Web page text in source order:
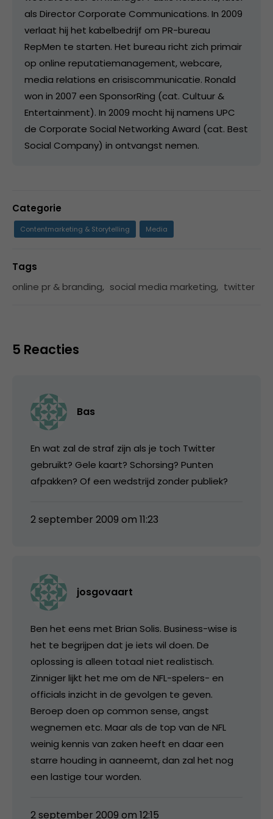
als Director Corporate Communications. In 2009
verlaat hij het kabelbedrijf om PR-bureau
RepMen te starten. Het bureau richt zich primair
op online reputatiemanagement, webcare,
media relations en crisiscommunicatie. Ronald
won in 2007 een SponsorRing (cat. Cultuur &
Entertainment). In 2009 mocht hij namens UPC
de Corporate Social Networking Award (cat. Best
Social Company) in ontvangst nemen.
Categorie
Contentmarketing & Storytelling Media
Tags
online pr & branding, social media marketing, twitter
5 Reacties
Bas
En wat zal de straf zijn als je toch Twitter
gebruikt? Gele kaart? Schorsing? Punten
afpakken? Of een wedstrijd zonder publiek?
2 september 2009 om 11:23
josgovaart
Ben het eens met Brian Solis. Business-wise is
het te begrijpen dat je iets wil doen. De
oplossing is alleen totaal niet realistisch.
Zinniger lijkt het me om de NFL-spelers- en
officials inzicht in de gevolgen te geven.
Beroep doen op common sense, angst
wegnemen etc. Maar als de top van de NFL
weinig kennis van zaken heeft en daar een
starre houding in aanneemt, dan zal het nog
een lastige tour worden.
2 september 2009 om 12:15